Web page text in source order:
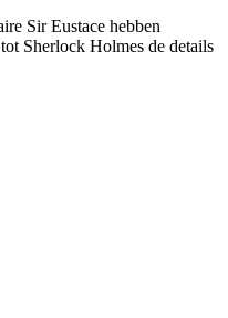
Sir Eustace hebben
Sherlock Holmes de details